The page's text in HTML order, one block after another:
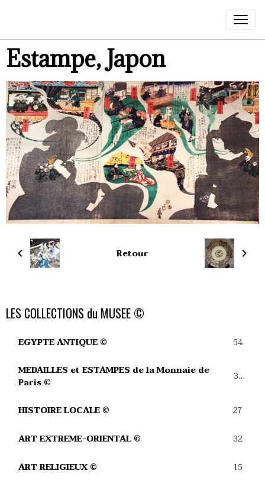
Estampe, Japon
Retour
LES COLLECTIONS du MUSEE ©
EGYPTE ANTIQUE © 54
MEDAILLES et ESTAMPES de la Monnaie de
Paris ©
39
HISTOIRE LOCALE © 27
ART EXTREME-ORIENTAL © 32
ART RELIGIEUX © 15